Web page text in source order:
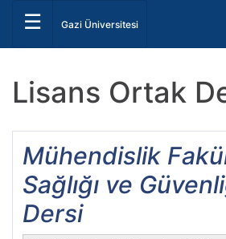
☰ Gazi Üniversitesi
Lisans Ortak
Mühendislik
Sağlığı ve
Dersi